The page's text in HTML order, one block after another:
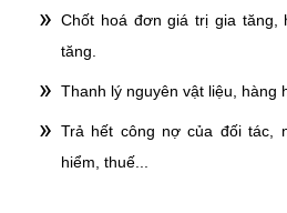
Chốt hoá đơn giá trị gia tăng,
tăng.
Thanh lý nguyên vật liệu, hàng
Trả hết công nợ của đối tác,
hiểm, thuế...